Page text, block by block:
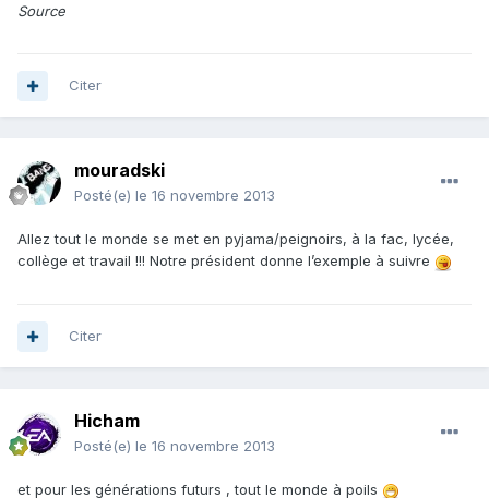
Source
Citer
mouradski
Posté(e) le 16 novembre 2013
Allez tout le monde se met en pyjama/peignoirs, à la fac, lycée,
collège et travail !!! Notre président donne l’exemple à suivre
Citer
Hicham
Posté(e) le 16 novembre 2013
et pour les générations futurs , tout le monde à poils